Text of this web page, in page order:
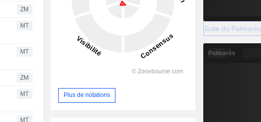
ZM
MT
MT
ZM
MT
MT
Plus de notations
Suite du Palmarès
Palmarès